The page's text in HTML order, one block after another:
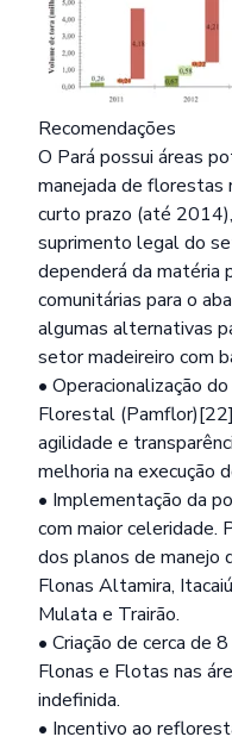
Recomendações
O Pará possui áreas
manejada de florestas
curto prazo (até
suprimento legal do
dependerá da matéria
comunitárias para o
algumas alternativas
setor madeireiro com
• Operacionalização
Florestal
agilidade e
melhoria na execução
• Implementação da
com maior celeridade.
dos planos de manejo
Flonas Altamira,
Mulata e Trairão.
• Criação de cerca de
Flonas e Flotas nas
indefinida.
• Incentivo ao